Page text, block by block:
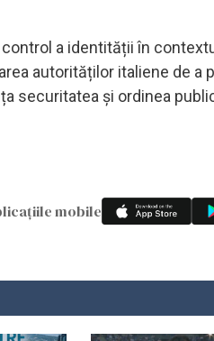
a identității în
autorităților italiene de a
securitatea și ordinea
mobile